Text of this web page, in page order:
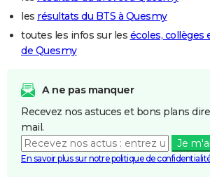
les résultats du BTS à Quesmy
toutes les infos sur les écoles, collèges
de Quesmy
A ne pas manquer
Recevez nos astuces et bons plans
mail.
Je
En savoir plus sur notre politique de